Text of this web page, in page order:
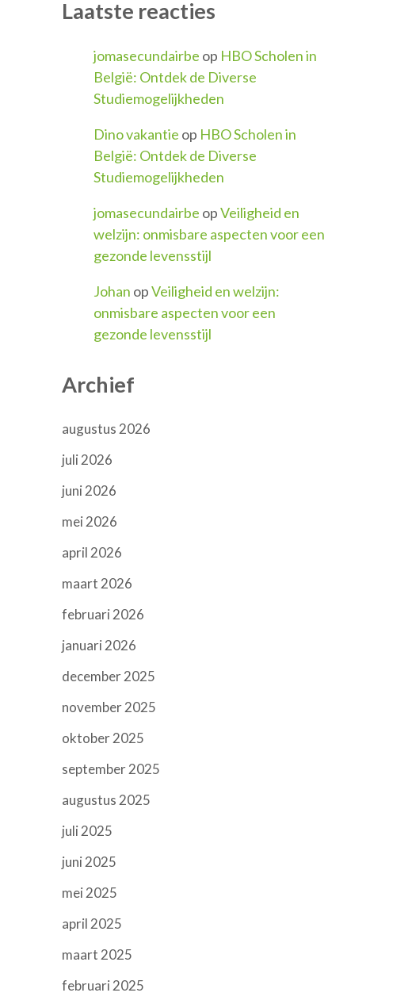
Laatste reacties
jomasecundairbe op HBO Scholen in
België: Ontdek de Diverse
Studiemogelijkheden
Dino vakantie op HBO Scholen in
België: Ontdek de Diverse
Studiemogelijkheden
jomasecundairbe opVeiligheid en
welzijn: onmisbare aspecten voor een
gezonde levensstijl
Johan opVeiligheid en welzijn:
onmisbare aspecten voor een
gezonde levensstijl
Archief
augustus 2026
juli 2026
juni 2026
mei 2026
april 2026
maart 2026
februari 2026
januari 2026
december 2025
november 2025
oktober 2025
september 2025
augustus 2025
juli 2025
juni 2025
mei 2025
april 2025
maart 2025
februari 2025